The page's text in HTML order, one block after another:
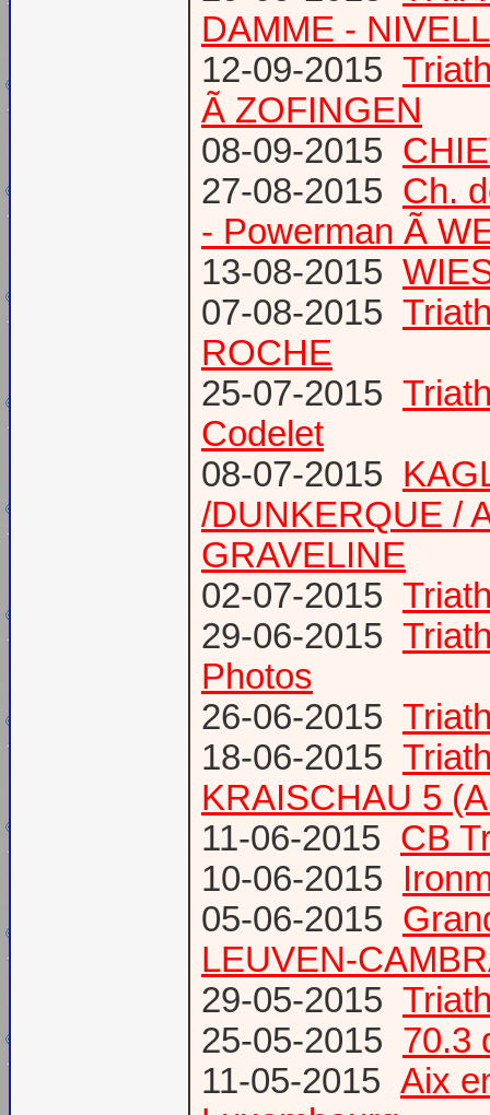
DAMME -
12-09-2015
Ã ZOFINGEN
08-09-2015
27-08-2015 Ch.
- Powerman Ã
13-08-2015
07-08-2015
ROCHE
25-07-2015
Codelet
08-07-2015
/DUNKERQUE /
GRAVELINE
02-07-2015
29-06-2015
Photos
26-06-2015
18-06-2015
KRAISCHAU 5
11-06-2015 CB
10-06-2015
05-06-2015
LEUVEN-
29-05-2015
25-05-2015 70.3
11-05-2015 Aix